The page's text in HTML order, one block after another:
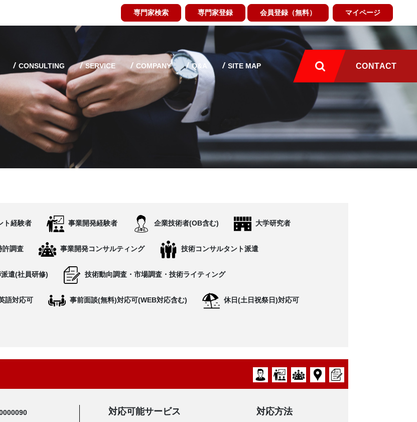
専門家検索 専門家登録 会員登録（無料） マイページ
CONSULTING SERVICE COMPANY Q&A SITE MAP CONTACT
ト経験者 事業開発経験者 企業技術者(OB含む) 大学研究者
許調査 事業開発コンサルティング 技術コンサルタント派遣
遣(社員研修) 技術動向調査・市場調査・技術ライティング
語対応可 事前面談(無料)対応可(WEB対応含む) 休日(土日祝祭日)対応可
対応可能サービス 対応方法